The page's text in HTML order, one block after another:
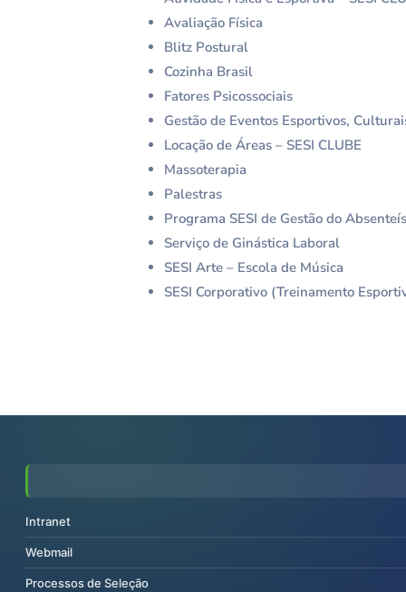
Avaliação Física
Blitz Postural
Cozinha Brasil
Fatores Psicossociais
Gestão de Eventos Esportivos,
Locação de Áreas – SESI CLUBE
Massoterapia
Palestras
Programa SESI de Gestão do
Serviço de Ginástica Laboral
SESI Arte – Escola de Música
SESI Corporativo (Treinamento
Intranet
Webmail
Processos de Seleção